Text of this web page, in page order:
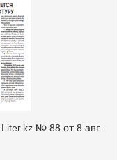
№ 88 от 8 авг.